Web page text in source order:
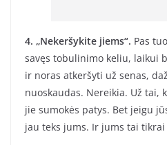
4. „Nekeršykite jiems“. Pas
savęs tobulinimo keliu, laikui
ir noras atkeršyti už senas,
nuoskaudas. Nereikia. Už tai,
jie sumokės patys. Bet jeigu
jau teks jums. Ir jums tai tikrai